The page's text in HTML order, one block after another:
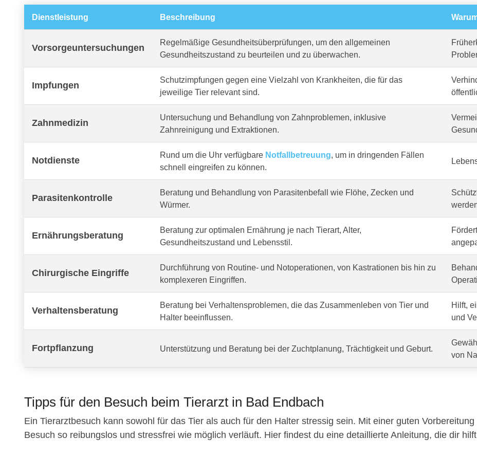
Dienstleistung Beschreibung
Vorsorgeuntersuchungen
Regelmäßige Gesundheitsüberprüfungen, um den allgemeinen
Gesundheitszustand zu beurteilen und zu überwachen.
Impfungen
Schutzimpfungen gegen eine Vielzahl von Krankheiten, die für das
jeweilige Tier relevant sind.
Zahnmedizin
Untersuchung und Behandlung von Zahnproblemen, inklusive
Zahnreinigung und Extraktionen.
Notdienste
Rund um die Uhr verfügbare Notfallbetreuung, um in dringenden Fällen
schnell eingreifen zu können.
Parasitenkontrolle
Beratung und Behandlung von Parasitenbefall wie Flöhe, Zecken und
Würmer.
Ernährungsberatung
Beratung zur optimalen Ernährung je nach Tierart, Alter,
Gesundheitszustand und Lebensstil.
Chirurgische Eingriffe
Durchführung von Routine- und Notoperationen, von Kastrationen bis hin zu
komplexeren Eingriffen.
Verhaltensberatung
Beratung bei Verhaltensproblemen, die das Zusammenleben von Tier und
Halter beeinflussen.
Hilft,
und
Fortpflanzung Unterstützung und Beratung bei der Zuchtplanung, Trächtigkeit und Geburt.
von
Tipps für den Besuch beim Tierarzt in Bad Endbach
Ein Tierarztbesuch kann sowohl für das Tier als auch für den Halter stressig sein. Mit einer guten
Besuch so reibungslos und stressfrei wie möglich verläuft. Hier findest du eine detaillierte Anleitung, die dir